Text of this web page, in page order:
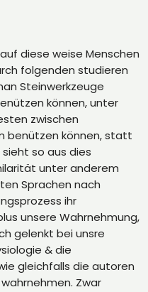
diese weise Menschen
folgenden studieren
Steinwerkzeuge
können, unter
zwischen
benützen können, statt
so aus dies
unter anderem
Sprachen nach
ihr
unsere Wahrnehmung,
gelenkt bei unsre
& die
gleichfalls die autoren
Zwar